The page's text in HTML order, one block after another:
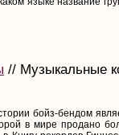
// Музыкальные
бойз-бендом
в мире продано